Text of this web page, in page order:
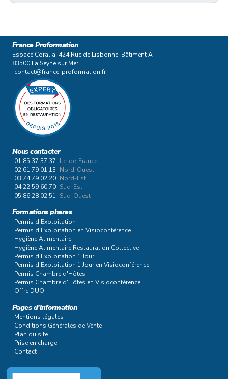
France Proformation
Espace Coralia, 424 Rue de Lisbonne, Bâtiment A
83500 La Seyne sur Mer
contact@france-proformation.fr
Nous contacter
01 85 37 37 37 Ile-de-France
02 61 79 01 13 Nord-Ouest
03 74 79 02 20 Nord-Est
04 22 59 60 70 Sud-Est
05 86 28 02 51 Sud-Ouest
Formations phares
Permis d'Exploitation
Permis d'Exploitation en Visioconférence
Hygiène Alimentaire
Hygiène Alimentaire Restauration Collective
Permis d'Exploitation 1 Jour
Permis d'Exploitation 1 Jour en Visioconférence
Permis Chambre d'Hôtes
Permis Chambre d'Hôtes en Visioconférence
Offre DUO
Pages d'information
Mentions légales
Conditions Générales de Vente
Plan du site
Prise en charge
Contact